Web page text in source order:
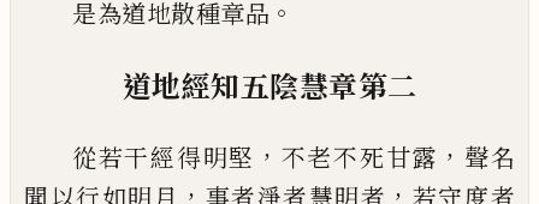
是為道地散種章品 。
道地經知五陰慧章第二
從若干經得明堅 ， 不老不死甘露 ， 聲名
聞以行如明月 ， 事者淨者慧明者 ， 若守度者